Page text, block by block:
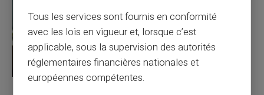
Tous les services sont fournis en conformité
avec les lois en vigueur et, lorsque c’est
applicable, sous la supervision des autorités
réglementaires financières nationales et
européennes compétentes.